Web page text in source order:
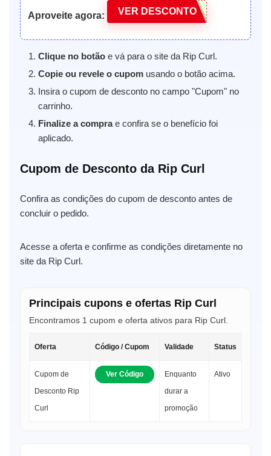
Aproveite agora: VER DESCONTO
Clique no botão e vá para o site da Rip Curl.
Copie ou revele o cupom usando o botão acima.
Insira o cupom de desconto no campo "Cupom" no
carrinho.
Finalize a comprae confira se o benefício foi
aplicado.
Cupom de Desconto da Rip Curl
Confira as condições do cupom de desconto antes de
concluir o pedido.
Acesse a oferta e confirme as condições diretamente no
site da Rip Curl.
Principais cupons e ofertas Rip Curl
Encontramos 1 cupom e oferta ativos para Rip Curl.
Oferta Código / Cupom Validade Status
Cupom de
Desconto Rip
Curl
Ver Código
Enquanto
durar a
promoção
Ativo